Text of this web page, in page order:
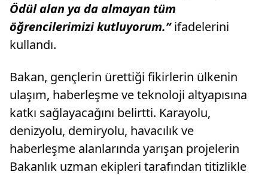
Ödül alan ya da almayan tüm
öğrencilerimizi kutluyorum.”ifadelerini
kullandı.
Bakan, gençlerin ürettiği fikirlerin ülkenin
ulaşım, haberleşme ve teknoloji altyapısına
katkı sağlayacağını belirtti. Karayolu,
denizyolu, demiryolu, havacılık ve
haberleşme alanlarında yarışan projelerin
Bakanlık uzman ekipleri tarafından titizlikle